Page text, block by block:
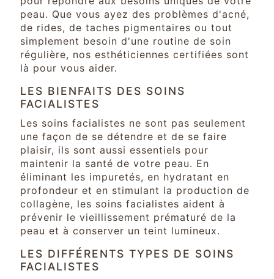
peau. Que vous ayez des problèmes d'acné,
de rides, de taches pigmentaires ou tout
simplement besoin d'une routine de soin
régulière, nos esthéticiennes certifiées sont
là pour vous aider.
LES BIENFAITS DES SOINS
FACIALISTES
Les soins facialistes ne sont pas seulement
une façon de se détendre et de se faire
plaisir, ils sont aussi essentiels pour
maintenir la santé de votre peau. En
éliminant les impuretés, en hydratant en
profondeur et en stimulant la production de
collagène, les soins facialistes aident à
prévenir le vieillissement prématuré de la
peau et à conserver un teint lumineux.
LES DIFFÉRENTS TYPES DE SOINS
FACIALISTES